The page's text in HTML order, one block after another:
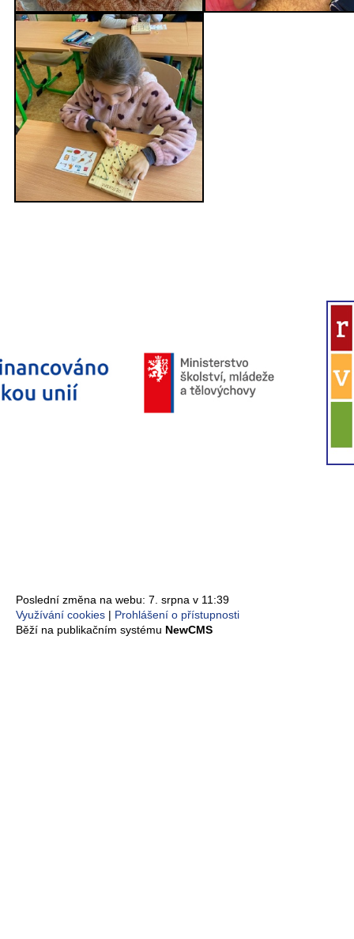
Poslední změna na webu: 7. srpna v 11:39
Využívání cookies
Prohlášení o přístupnosti
Běží na publikačním systému NewCMS